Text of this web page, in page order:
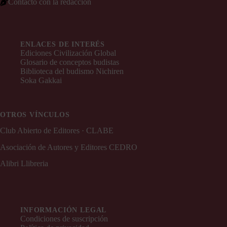
Contacto con la redacción
ENLACES DE INTERÉS
Ediciones Civilización Global
Glosario de conceptos budistas
Biblioteca del budismo Nichiren
Soka Gakkai
OTROS VÍNCULOS
Club Abierto de Editores · CLABE
Asociación de Autores y Editores CEDRO
Alibri Llibreria
INFORMACIÓN LEGAL
Condiciones de suscripción